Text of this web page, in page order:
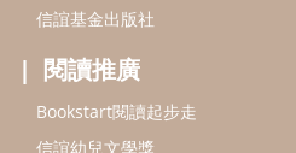
信誼基金出版社
閱讀推廣
Bookstart閱讀起步走
信誼幼兒文學獎